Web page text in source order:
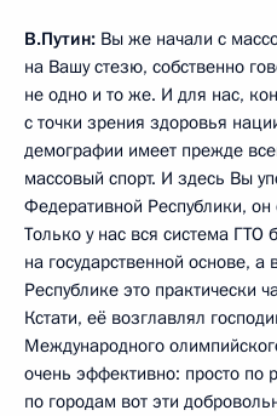
В.Путин: Вы же начали с
на Вашу стезю, собственно
не одно и то же. И для нас,
с точки зрения здоровья
демографии имеет прежде
массовый спорт. И здесь Вы
Федеративной Республики,
Только у нас вся система ГТО
на государственной основе,
Республике это практически
Кстати, её возглавлял
Международного
очень эффективно: просто по
по городам вот эти